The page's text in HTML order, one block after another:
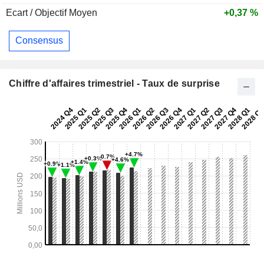
Ecart / Objectif Moyen
+0,37 %
Consensus
Chiffre d'affaires trimestriel - Taux de surprise